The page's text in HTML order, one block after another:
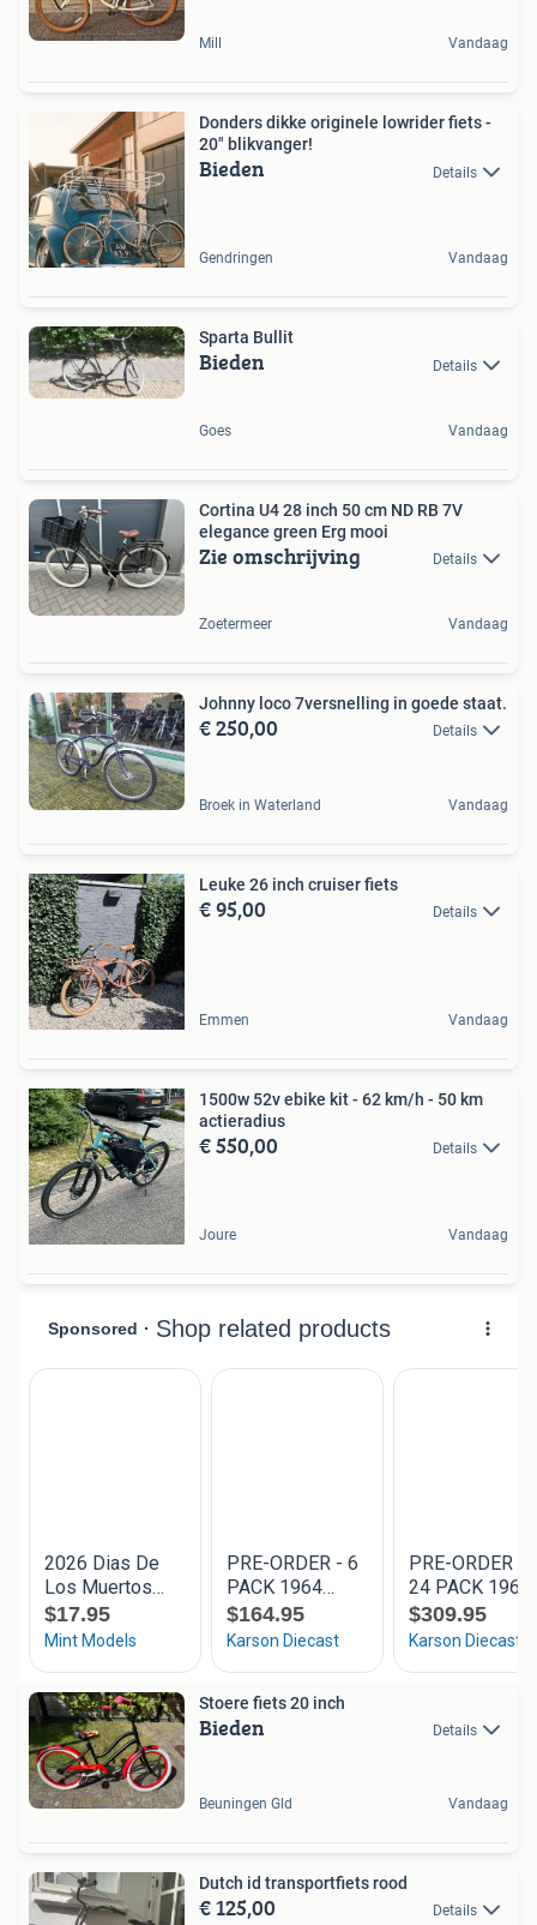
Mill Vandaag
Donders dikke originele lowrider fiets -
20" blikvanger!
Bieden Details
Gendringen Vandaag
Sparta Bullit
Bieden Details
Goes Vandaag
Cortina U4 28 inch 50 cm ND RB 7V
elegance green Erg mooi
Zie omschrijving Details
Zoetermeer Vandaag
Johnny loco 7versnelling in goede staat.
€ 250,00 Details
Broek in Waterland Vandaag
Leuke 26 inch cruiser fiets
€ 95,00 Details
Emmen Vandaag
1500w 52v ebike kit - 62 km/h - 50 km
actieradius
€ 550,00 Details
Joure Vandaag
Stoere fiets 20 inch
Bieden Details
Beuningen Gld Vandaag
Dutch id transportfiets rood
€ 125,00 Details